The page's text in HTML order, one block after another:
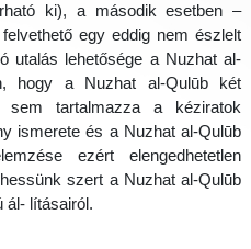
ki), a második esetben –
egy eddig nem észlelt
utalás lehetősége a Nuzhat al-
hogy a Nuzhat al-Qulūb két
tartalmazza a kéziratok
ismerete és a Nuzhat al-Qulūb
ezért elengedhetetlen
szert a Nuzhat al-Qulūb
ál- lításairól.